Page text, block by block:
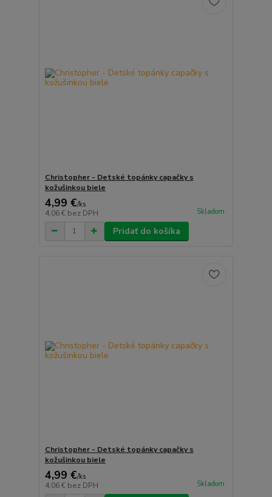
Christopher - Detské topánky capačky s
kožušinkou biele
4,99 €/ks
4,06 € bez DPH Skladom
Pridať do košíka
Christopher - Detské topánky capačky s
kožušinkou biele
4,99 €/ks
4,06 € bez DPH Skladom